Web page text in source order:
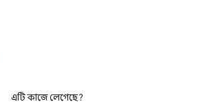
এটি কাজে লেগেছে?